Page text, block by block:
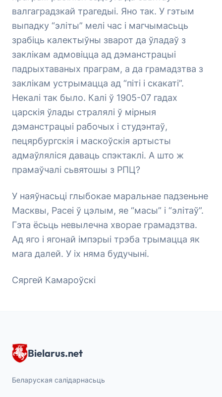
валгаградзкай трагедыі. Яно так. У гэтым
выпадку “эліты” мелі час і магчымасьць
зрабіць калектыўны зварот да ўладаў з
заклікам адмовіцца ад дэманстрацыі
падрыхтаваных праграм, а да грамадзтва з
заклікам устрымацца ад “піті і скакаті”.
Некалі так было. Калі ў 1905-07 гадах
царскія ўлады стралялі ў мірныя
дэманстрацыі рабочых і студэнтаў,
пецярбургскія і маскоўскія артысты
адмаўляліся даваць спэктаклі. А што ж
прамаўчалі сьвятошы з РПЦ?
У наяўнасьці глыбокае маральнае падзеньне
Масквы, Расеі ў цэлым, яе “масы” і “элітаў”.
Гэта ёсьць невылечна хворае грамадзтва.
Ад яго і ягонай імпэрыі трэба трымацца як
мага далей. У іх няма будучыні.
Сяргей Камароўскі
Bielarus.net
Беларуская салідарнасьць